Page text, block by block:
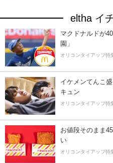
eltha イ
マクドナルドが
園」
オリコンタイアップ特
イケメンてんこ
キュン
オリコンタイアップ特
お値段そのまま
い
オリコンタイアップ特